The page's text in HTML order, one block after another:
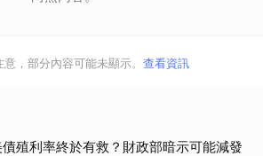
，部分內容可能未顯示。 查看資訊
債殖利率終於有救？財政部暗示可能減發